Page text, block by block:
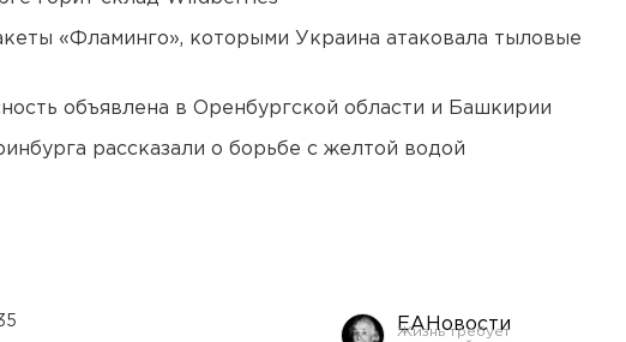
«Фламинго», которыми Украина атаковала тыловые
объявлена в Оренбургской области и Башкирии
рассказали о борьбе с желтой водой
ЕАНовости